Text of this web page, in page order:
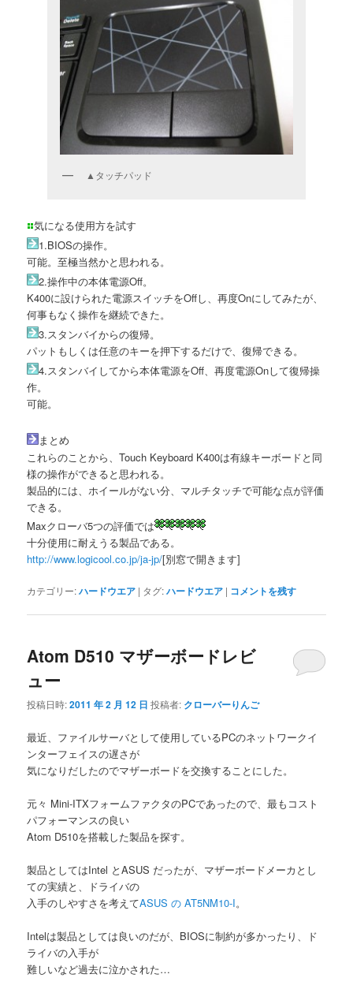
▲タッチパッド
気になる使用方を試す
1.BIOSの操作。
可能。至極当然かと思われる。
2.操作中の本体電源Off。
K400に設けられた電源スイッチをOffし、再度Onにしてみたが、
何事もなく操作を継続できた。
3.スタンバイからの復帰。
パットもしくは任意のキーを押下するだけで、復帰できる。
4.スタンバイしてから本体電源をOff、再度電源Onして復帰操
作。
可能。
まとめ
これらのことから、Touch Keyboard K400は有線キーボードと同
様の操作ができると思われる。
製品的には、ホイールがない分、マルチタッチで可能な点が評価
できる。
Maxクローバ5つの評価では
十分使用に耐えうる製品である。
http://www.logicool.co.jp/ja-jp/[別窓で開きます]
カテゴリー:ハードウエア | タグ:ハードウエア | コメントを残す
Atom D510 マザーボードレビ
ュー
投稿日時:2011 年 2 月 12 日 投稿者: クローバーりんご
最近、ファイルサーバとして使用しているPCのネットワークイ
ンターフェイスの遅さが
気になりだしたのでマザーボードを交換することにした。
元々 Mini-ITXフォームファクタのPCであったので、最もコスト
パフォーマンスの良い
Atom D510を搭載した製品を探す。
製品としてはIntel とASUS だったが、マザーボードメーカとし
ての実績と、ドライバの
入手のしやすさを考えてASUS の AT5NM10-I。
Intelは製品としては良いのだが、BIOSに制約が多かったり、ド
ライバの入手が
難しいなど過去に泣かされた…